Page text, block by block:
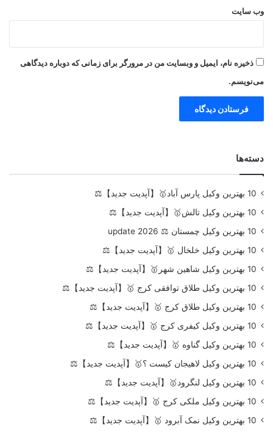
وب‌ سایت
ذخیره نام، ایمیل و وبسایت من در مرورگر برای زمانی که دوباره دیدگاهی
می‌نویسم.
دسته‌ها
10 بهترین وکیل پارس آباد🥇【آپدیت جدید】⚖️
10 بهترین وکیل تالش🥇【آپدیت جدید】⚖️
10 بهترین وکیل چمستان ⚖️ update 2026
10 بهترین وکیل خلخال 🥇【آپدیت جدید】⚖️
10 بهترین وکیل شاهین شهر🥇【آپدیت جدید】⚖️
10 بهترین وکیل طلاق توافقی کرج 🥇【آپدیت جدید】⚖️
10 بهترین وکیل طلاق کرج 🥇【آپدیت جدید】⚖️
10 بهترین وکیل کیفری کرج 🥇【آپدیت جدید】⚖️
10 بهترین وکیل گناوه 🥇【آپدیت جدید】⚖️
10 بهترین وکیل لاهیجان کیست ؟🥇【آپدیت جدید】⚖️
10 بهترین وکیل لنگرود🥇【آپدیت جدید】⚖️
10 بهترین وکیل ملکی کرج 🥇【آپدیت جدید】⚖️
10 بهترین وکیل نمک آبرود 🥇【آپدیت جدید】⚖️